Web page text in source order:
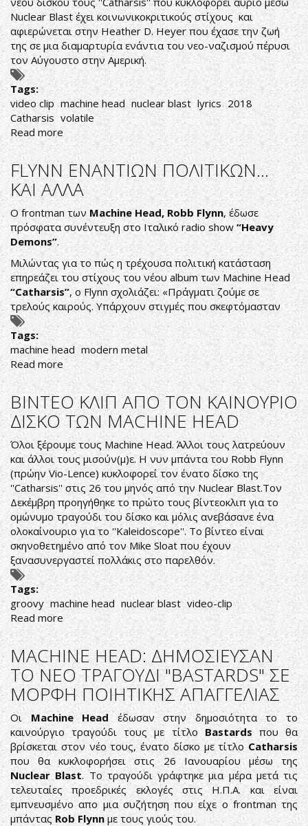
Nuclear Blast έχει κοινωνικοκριτικούς στίχους και
αφιερώνεται στην Heather D. Heyer που έχασε την ζωή
της σε μια διαμαρτυρία ενάντια του νεο-ναζισμού πέρυσι
τον Αύγουστο στην Αμερική.
Tags:
video clip machine head nuclear blast lyrics 2018
Catharsis volatile
Read more about
LYRIC
VIDEO
ΓΙΑ
ΤΟ
''VOLATILE''
ΤΩΝ
MACHINE
HEAD
FLYNN ΕΝΑΝΤΙΩΝ ΠΟΛΙΤΙΚΩΝ...
ΚΑΙ ΑΛΛΑ
Ο frontman των Machine Head, Robb Flynn, έδωσε
πρόσφατα συνέντευξη στο Ιταλικό radio show “Heavy
Demons”.
Μιλώντας για το πώς η τρέχουσα πολιτική κατάσταση
επηρεάζει του στίχους του νέου album των Machine Head
“Catharsis”, ο Flynn σχολιάζει: «Πράγματι ζούμε σε
τρελούς καιρούς. Υπάρχουν στιγμές που σκεφτόμασταν
Tags:
machine head modern metal
Read more about
FLYNN
ΕΝΑΝΤΙΩΝ
ΠΟΛΙΤΙΚΩΝ...
ΚΑΙ
ΑΛΛΑ
ΒΙΝΤΕΟ ΚΛΙΠ ΑΠΟ ΤΟΝ ΚΑΙΝΟΥΡΙΟ
ΔΙΣΚΟ ΤΩΝ MACHINE HEAD
Όλοι ξέρουμε τους Machine Head. Άλλοι τους λατρεύουν
και άλλοι τους μισούν(μ)ε. Η νυν μπάντα του Robb Flynn
(πρώην Vio-Lence) κυκλοφορεί τον ένατο δίσκο της
''Catharsis'' στις 26 του μηνός από την Nuclear Blast.Τον
Δεκέμβρη προηγήθηκε το πρώτο τους βίντεοκλιπ για το
ομώνυμο τραγούδι του δίσκο και μόλις ανεβάσανε ένα
ολοκαίνουριο για το ''Kaleidoscope''. Το βίντεο είναι
σκηνοθετημένο από τον Mike Sloat που έχουν
ξανασυνεργαστεί πολλάκις στο παρελθόν.
Tags:
groovy machine head nuclear blast video-clip
Read more about
ΒΙΝΤΕΟ
ΚΛΙΠ
ΑΠΟ
ΤΟΝ
ΚΑΙΝΟΥΡΙΟ
ΔΙΣΚΟ
ΤΩΝ
MACHINE
HEAD
MACHINE HEAD: ΔΗΜΟΣΙΕΥΣΑΝ
ΤΟ ΝΕΟ ΤΡΑΓΟΥΔΙ "BASTARDS" ΣΕ
ΜΟΡΦΗ ΠΟΙΗΤΙΚΗΣ ΑΠΑΓΓΕΛΙΑΣ
Οι Machine Head έδωσαν στην δημοσιότητα το το
καινούργιο τραγούδι τους με τίτλο Bastards που θα
βρίσκεται στον νέο τους, ένατο δίσκο με τίτλοCatharsis
που θα κυκλοφορήσει στις 26 Ιανουαρίου μέσω της
Nuclear Blast. Το τραγούδι γράφτηκε μια μέρα μετά τις
τελευταίες προεδρικές εκλογές στις Η.Π.Α. και είναι
εμπνευσμένο απο μια συζήτηση που είχε ο frontman της
μπάντας Rob Flynnμε τους γιούς του.